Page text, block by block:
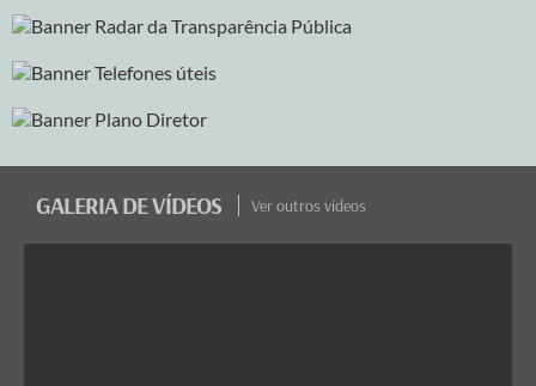
GALERIA DE VÍDEOS Ver outros vídeos